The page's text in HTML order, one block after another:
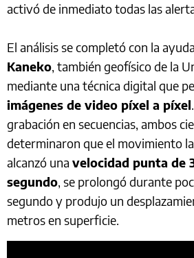
activó de inmediato todas las
El análisis se completó con la
Kaneko, también geofísico de la
mediante una técnica digital que
imágenes de video píxel a píxel
grabación en secuencias, ambos
determinaron que el movimiento
alcanzó una velocidad punta de
segundo, se prolongó durante
segundo y produjo un
metros en superficie.